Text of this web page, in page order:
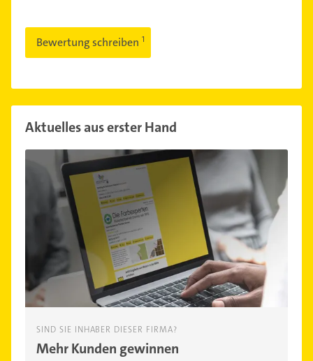
Bewertung schreiben
Aktuelles aus erster Hand
SIND SIE INHABER DIESER FIRMA?
Mehr Kunden gewinnen